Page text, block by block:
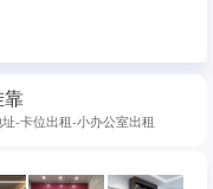
靠
-卡位出租-小办公室出租